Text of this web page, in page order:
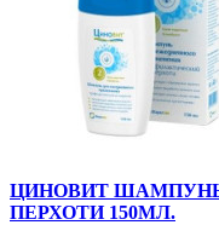
ЦИНОВИТ
ПЕРХОТИ 150МЛ.